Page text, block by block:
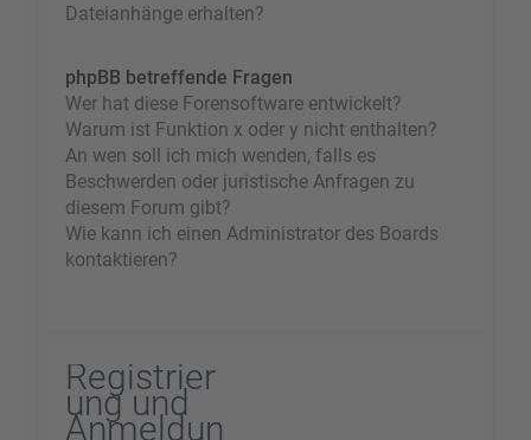
Dateianhänge erhalten?
phpBB betreffende Fragen
Wer hat diese Forensoftware entwickelt?
Warum ist Funktion x oder y nicht enthalten?
An wen soll ich mich wenden, falls es
Beschwerden oder juristische Anfragen zu
diesem Forum gibt?
Wie kann ich einen Administrator des Boards
kontaktieren?
Registrier
ung und
Anmeldun